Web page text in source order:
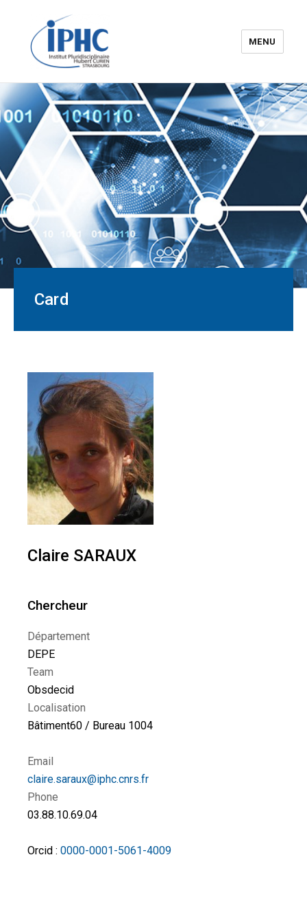
The Hubert Curien
pluridisciplinary Institute – IPHC
MENU
Card
Claire SARAUX
Chercheur
Département
DEPE
Team
Obsdecid
Localisation
Bâtiment60 / Bureau 1004
Email
claire.saraux@iphc.cnrs.fr
Phone
03.88.10.69.04
Orcid : 0000-0001-5061-4009